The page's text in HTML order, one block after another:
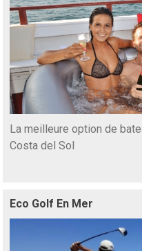
La meilleure option de
Costa del Sol
Eco Golf En Mer